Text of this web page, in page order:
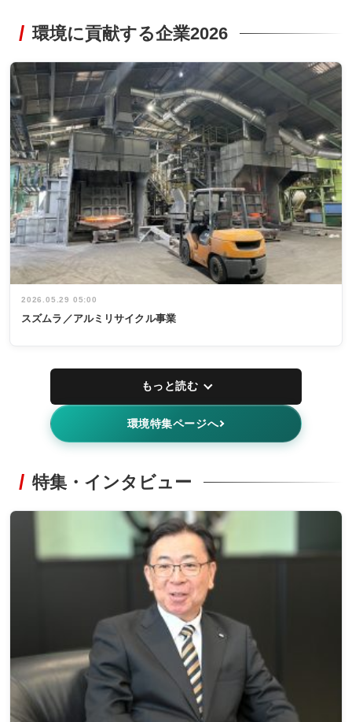
環境に貢献する企業2026
2026.05.29 05:00
スズムラ／アルミリサイクル事業
もっと読む
環境特集ページへ
特集・インタビュー